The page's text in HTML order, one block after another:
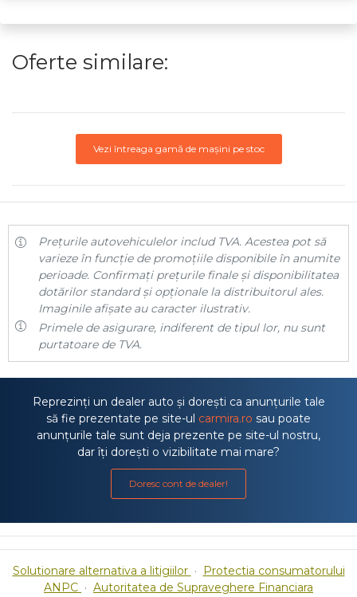
Oferte similare:
Vezi întreaga gamă de mașini pe stoc
Prețurile autovehiculelor includ TVA. Acestea pot să
varieze în funcție de promoțiile disponibile în anumite
perioade. Confirmați prețurile finale și disponibilitatea
dotărilor standard și opționale la distribuitorul ales.
Imaginile afișate au caracter ilustrativ.
Primele de asigurare, indiferent de tipul lor, nu sunt
purtatoare de TVA.
Reprezinți un dealer auto și dorești ca anunțurile tale
să fie prezentate pe site-ul carmira.ro sau poate
anunțurile tale sunt deja prezente pe site-ul nostru,
dar îți dorești o vizibilitate mai mare?
Doresc cont de dealer!
Solutionare alternativa a litigiilor · Protectia consumatorului
ANPC · Autoritatea de Supraveghere Financiara